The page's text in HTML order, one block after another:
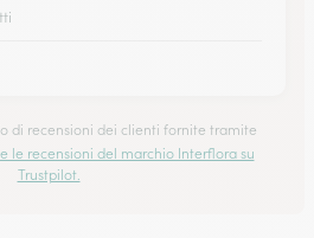
di recensioni dei clienti fornite tramite
le recensioni del marchio Interflora su
Trustpilot.